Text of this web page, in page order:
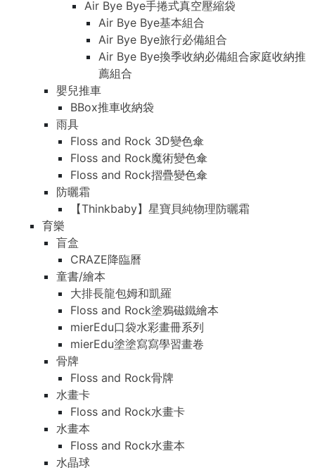
Air Bye Bye手捲式真空壓縮袋
Air Bye Bye基本組合
Air Bye Bye旅行必備組合
Air Bye Bye換季收納必備組合家庭收納推
薦組合
嬰兒推車
BBox推車收納袋
雨具
Floss and Rock 3D變色傘
Floss and Rock魔術變色傘
Floss and Rock摺疊變色傘
防曬霜
【Thinkbaby】星寶貝純物理防曬霜
育樂
盲盒
CRAZE降臨曆
童書/繪本
大排長龍包姆和凱羅
Floss and Rock塗鴉磁鐵繪本
mierEdu口袋水彩畫冊系列
mierEdu塗塗寫寫學習畫卷
骨牌
Floss and Rock骨牌
水畫卡
Floss and Rock水畫卡
水畫本
Floss and Rock水畫本
水晶球